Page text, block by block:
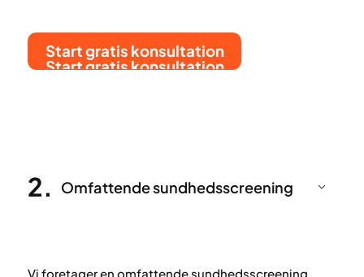
Start gratis konsultation
Start gratis konsultation
2. Omfattende sundhedsscreening
Vi foretager en omfattende sundhedsscreening,